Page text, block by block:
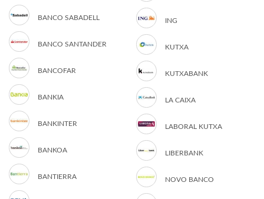
BANCO SABADELL
BANCO SANTANDER
BANCOFAR
BANKIA
BANKINTER
BANKOA
BANTIERRA
ING
KUTXA
KUTXABANK
LA CAIXA
LABORAL KUTXA
LIBERBANK
NOVO BANCO